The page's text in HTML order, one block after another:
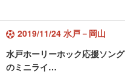
2019/11/24 水戸－岡山
水戸ホーリーホック応援ソン
のミニライ…